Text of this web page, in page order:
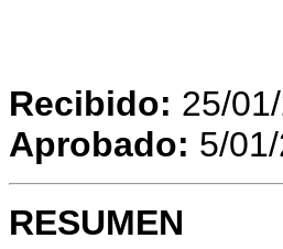
Recibido: 25/
Aprobado: 5/
RESUMEN